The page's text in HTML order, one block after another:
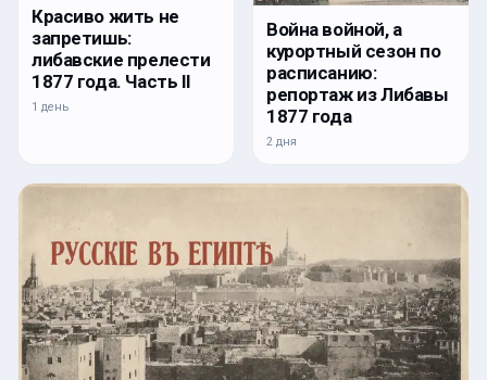
Красиво жить не
запретишь:
либавские прелести
1877 года. Часть II
1 день
Война войной, а
курортный сезон по
расписанию:
репортаж из Либавы
1877 года
2 дня